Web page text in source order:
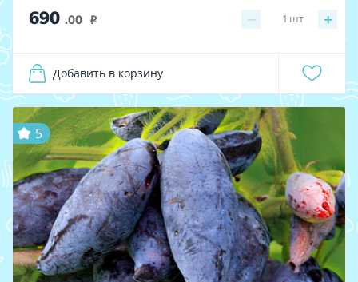
690 .00 i − +
1 шт
Добавить в корзину
5